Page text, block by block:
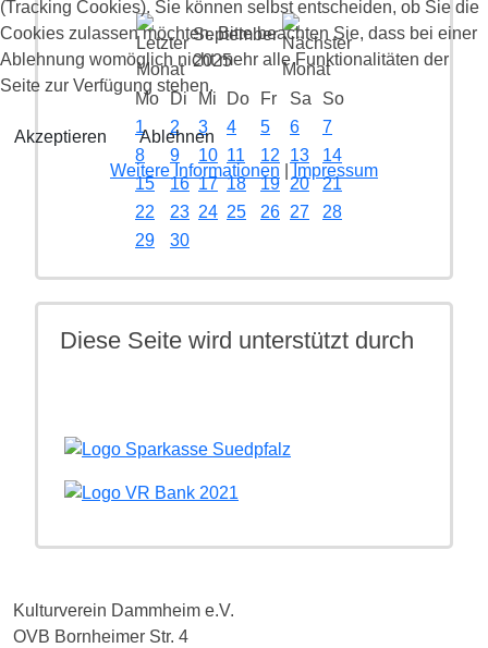
September
2025
Mo Di Mi Do Fr Sa
So
1
2 3 4 5 6
7
8
9 10 11 12 13
14
15
16 17 18 19 20
21
22
23 24 25 26 27
28
29
30
Diese Seite wird unterstützt durch
Kulturverein Dammheim e.V.
OVB Bornheimer Str. 4
(Tracking Cookies). Sie können selbst entscheiden, ob Sie die
Cookies zulassen möchten. Bitte beachten Sie, dass bei einer
Ablehnung womöglich nicht mehr alle Funktionalitäten der
Seite zur Verfügung stehen.
Akzeptieren
Ablehnen
Weitere Informationen
Impressum